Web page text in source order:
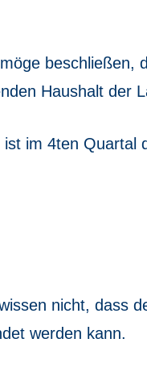
beschließen,
Haushalt der
im 4ten Quartal
nicht, dass
werden kann.